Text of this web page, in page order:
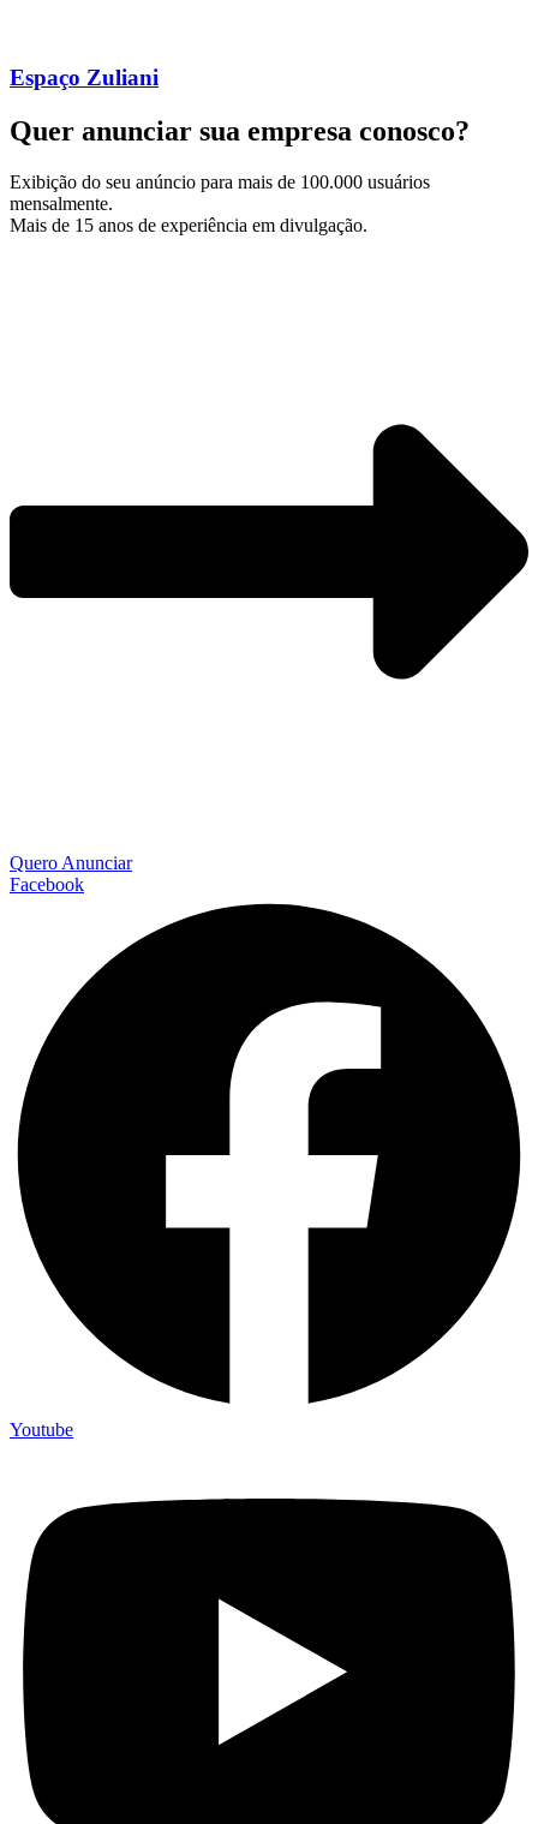
Espaço Zuliani
Quer anunciar sua empresa conosco?
Exibição do seu anúncio para mais de 100.000 usuários
mensalmente.
Mais de 15 anos de experiência em divulgação.
Quero Anunciar
Facebook
Youtube